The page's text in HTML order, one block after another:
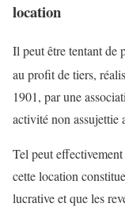
location
Il peut être tentant de
au profit de tiers,
1901, par une
activité non assujettie
Tel peut
cette location
lucrative et que les